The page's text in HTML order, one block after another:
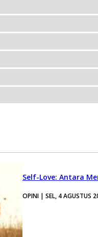
Self-Love: Antara
OPINI | SEL, 4 AGUSTUS